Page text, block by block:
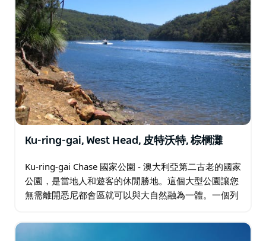
Ku-ring-gai, West Head, 皮特沃特, 棕櫚灘
Ku-ring-gai Chase 國家公園 - 澳大利亞第二古老的國家
公園，是當地人和遊客的休閒勝地。這個大型公園讓您
無需離開悉尼都會區就可以與大自然融為一體。一個列
美景…